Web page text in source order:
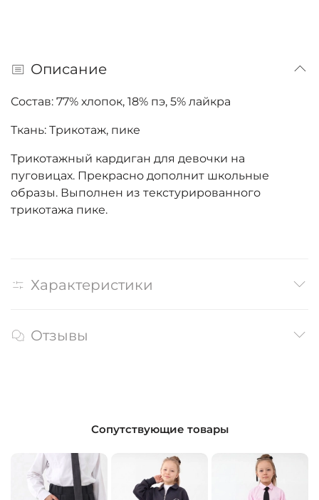
Описание
Состав: 77% хлопок, 18% пэ, 5% лайкра
Ткань: Трикотаж, пике
Трикотажный кардиган для девочки на
пуговицах. Прекрасно дополнит школьные
образы. Выполнен из текстурированного
трикотажа пике.
Характеристики
Отзывы
Сопутствующие товары